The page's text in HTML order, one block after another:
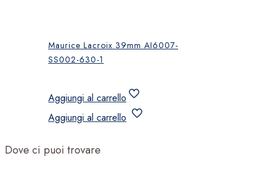
Maurice Lacroix 39mm AI6007-
SS002-630-1
Aggiungi al carrello
Aggiungi al carrello
Dove ci puoi trovare